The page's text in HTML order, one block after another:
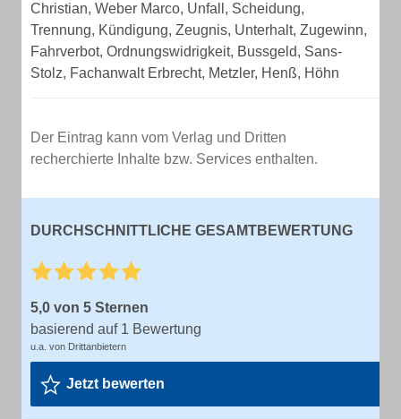
Christian, Weber Marco, Unfall, Scheidung,
Trennung, Kündigung, Zeugnis, Unterhalt, Zugewinn,
Fahrverbot, Ordnungswidrigkeit, Bussgeld, Sans-
Stolz, Fachanwalt Erbrecht, Metzler, Henß, Höhn
Der Eintrag kann vom Verlag und Dritten
recherchierte Inhalte bzw. Services enthalten.
DURCHSCHNITTLICHE GESAMTBEWERTUNG
5,0 von 5 Sternen
basierend auf 1 Bewertung
u.a. von Drittanbietern
Jetzt bewerten